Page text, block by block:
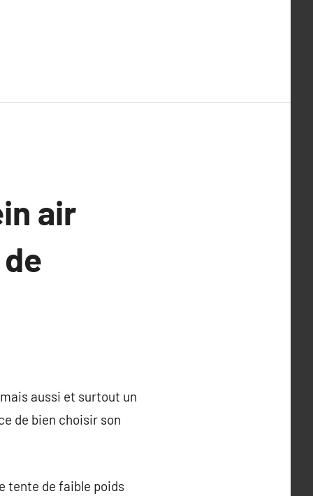
air
aussi et surtout un
de bien choisir son
tente de faible poids